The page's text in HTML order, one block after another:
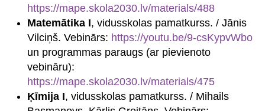
https://mape.skola2030.lv/materials/488
Matemātika I, vidusskolas pamatkurss. / Jānis
Vilciņš. Vebinārs: https://youtu.be/9-csKypvWbo
un programmas paraugs (ar pievienoto
vebināru):
https://mape.skola2030.lv/materials/475
Ķīmija I, vidusskolas pamatkurss. / Mihails